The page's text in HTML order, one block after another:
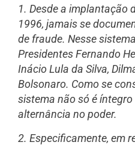
1. Desde a implantação
1996, jamais se
de fraude. Nesse
Presidentes Fernando
Inácio Lula da Silva,
Bolsonaro. Como se
sistema não só é
alternância no poder.
2. Especificamente, em